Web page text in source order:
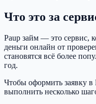
Что это за
Paup займ — это сервис,
деньги онлайн от
становятся всё более
год.
Чтобы оформить заявку в
выполнить несколько